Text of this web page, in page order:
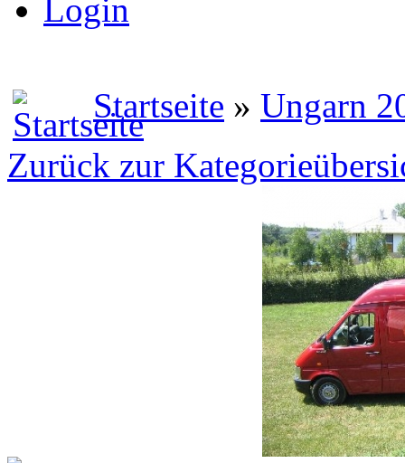
Login
Startseite » Ungarn
Zurück zur